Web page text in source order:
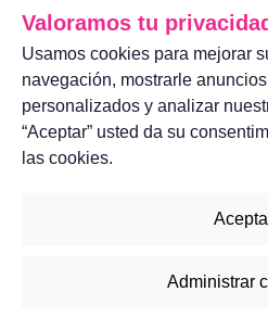
Valoramos tu privacidad
Usamos cookies para mejorar
navegación, mostrarle
personalizados y analizar
“Aceptar” usted da su
las cookies.
Administrar